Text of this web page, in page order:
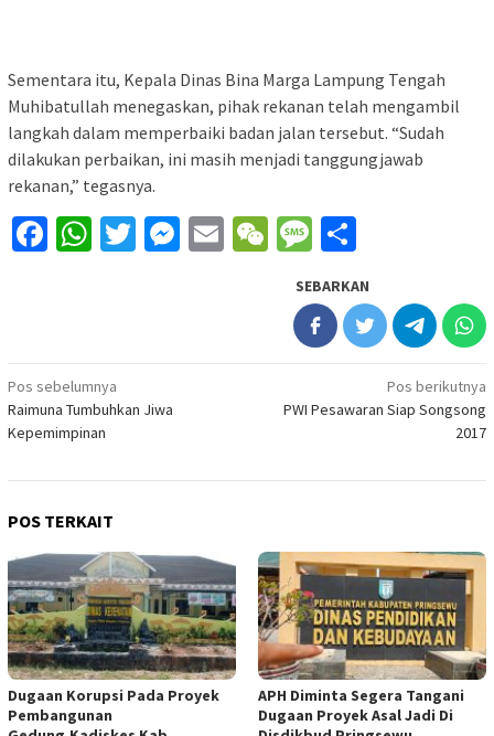
Sementara itu, Kepala Dinas Bina Marga Lampung Tengah
Muhibatullah menegaskan, pihak rekanan telah mengambil
langkah dalam memperbaiki badan jalan tersebut. “Sudah
dilakukan perbaikan, ini masih menjadi tanggungjawab
rekanan,” tegasnya.
Facebook
WhatsApp
Twitter
Messenger
EmailWeChatMessage
SEBARKAN
Navigasi
pos
Pos sebelumnya
Raimuna Tumbuhkan Jiwa
Kepemimpinan
Pos berikutnya
PWI Pesawaran Siap Songsong
2017
POS TERKAIT
Dugaan Korupsi Pada Proyek
Pembangunan
APH Diminta Segera Tangani
Dugaan Proyek Asal Jadi Di